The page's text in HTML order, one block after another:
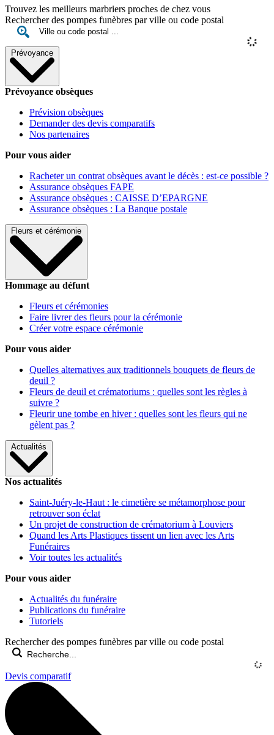
Trouvez les meilleurs marbriers proches de chez vous
Rechercher des pompes funèbres par ville ou code postal
Prévoyance
Prévoyance obsèques
Prévision obsèques
Demander des devis comparatifs
Nos partenaires
Pour vous aider
Racheter un contrat obsèques avant le décès : est-ce possible ?
Assurance obsèques FAPE
Assurance obsèques : CAISSE D’EPARGNE
Assurance obsèques : La Banque postale
Fleurs et cérémonie
Hommage au défunt
Fleurs et cérémonies
Faire livrer des fleurs pour la cérémonie
Créer votre espace cérémonie
Pour vous aider
Quelles alternatives aux traditionnels bouquets de fleurs de
deuil ?
Fleurs de deuil et crématoriums : quelles sont les règles à
suivre ?
Fleurir une tombe en hiver : quelles sont les fleurs qui ne
gèlent pas ?
Actualités
Nos actualités
Saint-Juéry-le-Haut : le cimetière se métamorphose pour
retrouver son éclat
Un projet de construction de crématorium à Louviers
Quand les Arts Plastiques tissent un lien avec les Arts
Funéraires
Voir toutes les actualités
Pour vous aider
Actualités du funéraire
Publications du funéraire
Tutoriels
Rechercher des pompes funèbres par ville ou code postal
Devis comparatif